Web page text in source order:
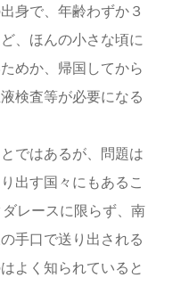
身で、年齢わずか３
、ほんの小さな頃に
めか、帰国してから
検査等が必要になる
ではあるが、問題は
出す国々にもあるこ
レースに限らず、南
手口で送り出される
よく知られていると